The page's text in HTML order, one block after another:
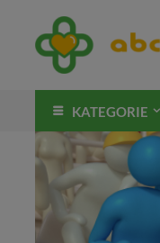
KATEGORIE